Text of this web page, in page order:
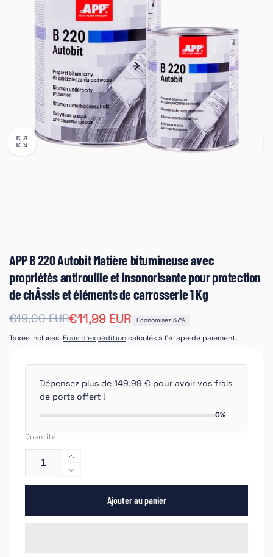
APP B 220 Autobit Matière bitumineuse avec
propriétés antirouille et insonorisante pour protection
de chÂssis et éléments de carrosserie 1 Kg
Prix
habituel
€19,00 EUR
Prix
soldé
€11,99 EUR Économisez 37%
Taxes incluses. Frais d'expéditioncalculés à l'étape de paiement.
Dépensez plus de 149.99 € pour avoir vos frais
de ports offert !
0%
Quantité
Augmenter
la
quantité
APP
Réduire
la
quantité
de
Ajouter au panier